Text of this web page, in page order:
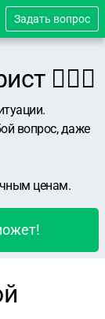
Задать вопрос
👨🏻‍⚖️
вопрос, даже
ценам.